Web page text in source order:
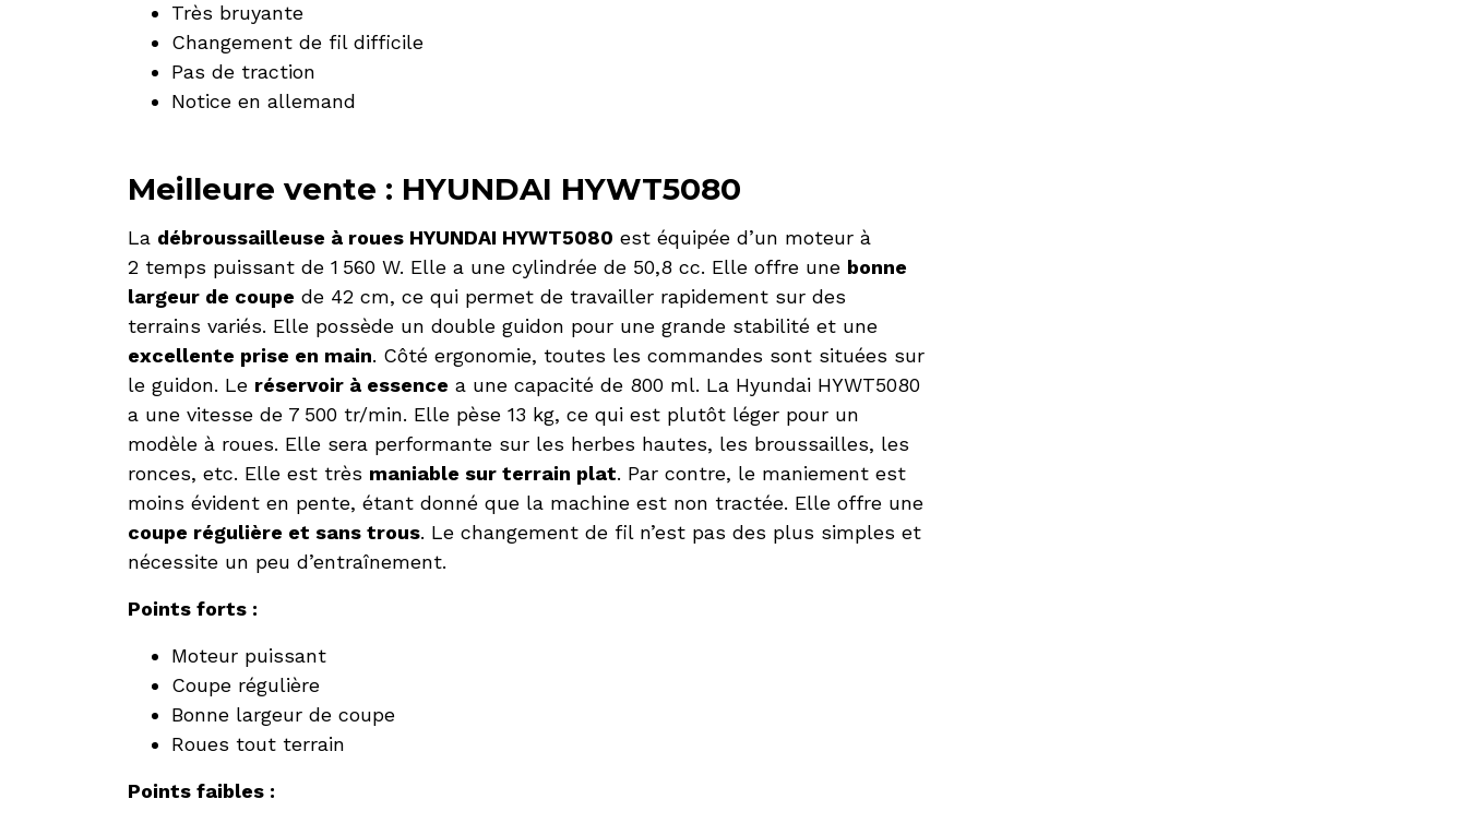
Très bruyante
Changement de fil difficile
Pas de traction
Notice en allemand
Meilleure vente : HYUNDAI HYWT5080
La débroussailleuse à roues HYUNDAI HYWT5080 est équipée d’un moteur à
2 temps puissant de 1 560 W. Elle a une cylindrée de 50,8 cc. Elle offre une bonne
largeur de coupe de 42 cm, ce qui permet de travailler rapidement sur des
terrains variés. Elle possède un double guidon pour une grande stabilité et une
excellente prise en main. Côté ergonomie, toutes les commandes sont situées sur
le guidon. Le réservoir à essence a une capacité de 800 ml. La Hyundai HYWT5080
a une vitesse de 7 500 tr/min. Elle pèse 13 kg, ce qui est plutôt léger pour un
modèle à roues. Elle sera performante sur les herbes hautes, les broussailles, les
ronces, etc. Elle est très maniable sur terrain plat. Par contre, le maniement est
moins évident en pente, étant donné que la machine est non tractée. Elle offre une
coupe régulière et sans trous. Le changement de fil n’est pas des plus simples et
nécessite un peu d’entraînement.
Points forts :
Moteur puissant
Coupe régulière
Bonne largeur de coupe
Roues tout terrain
Points faibles :